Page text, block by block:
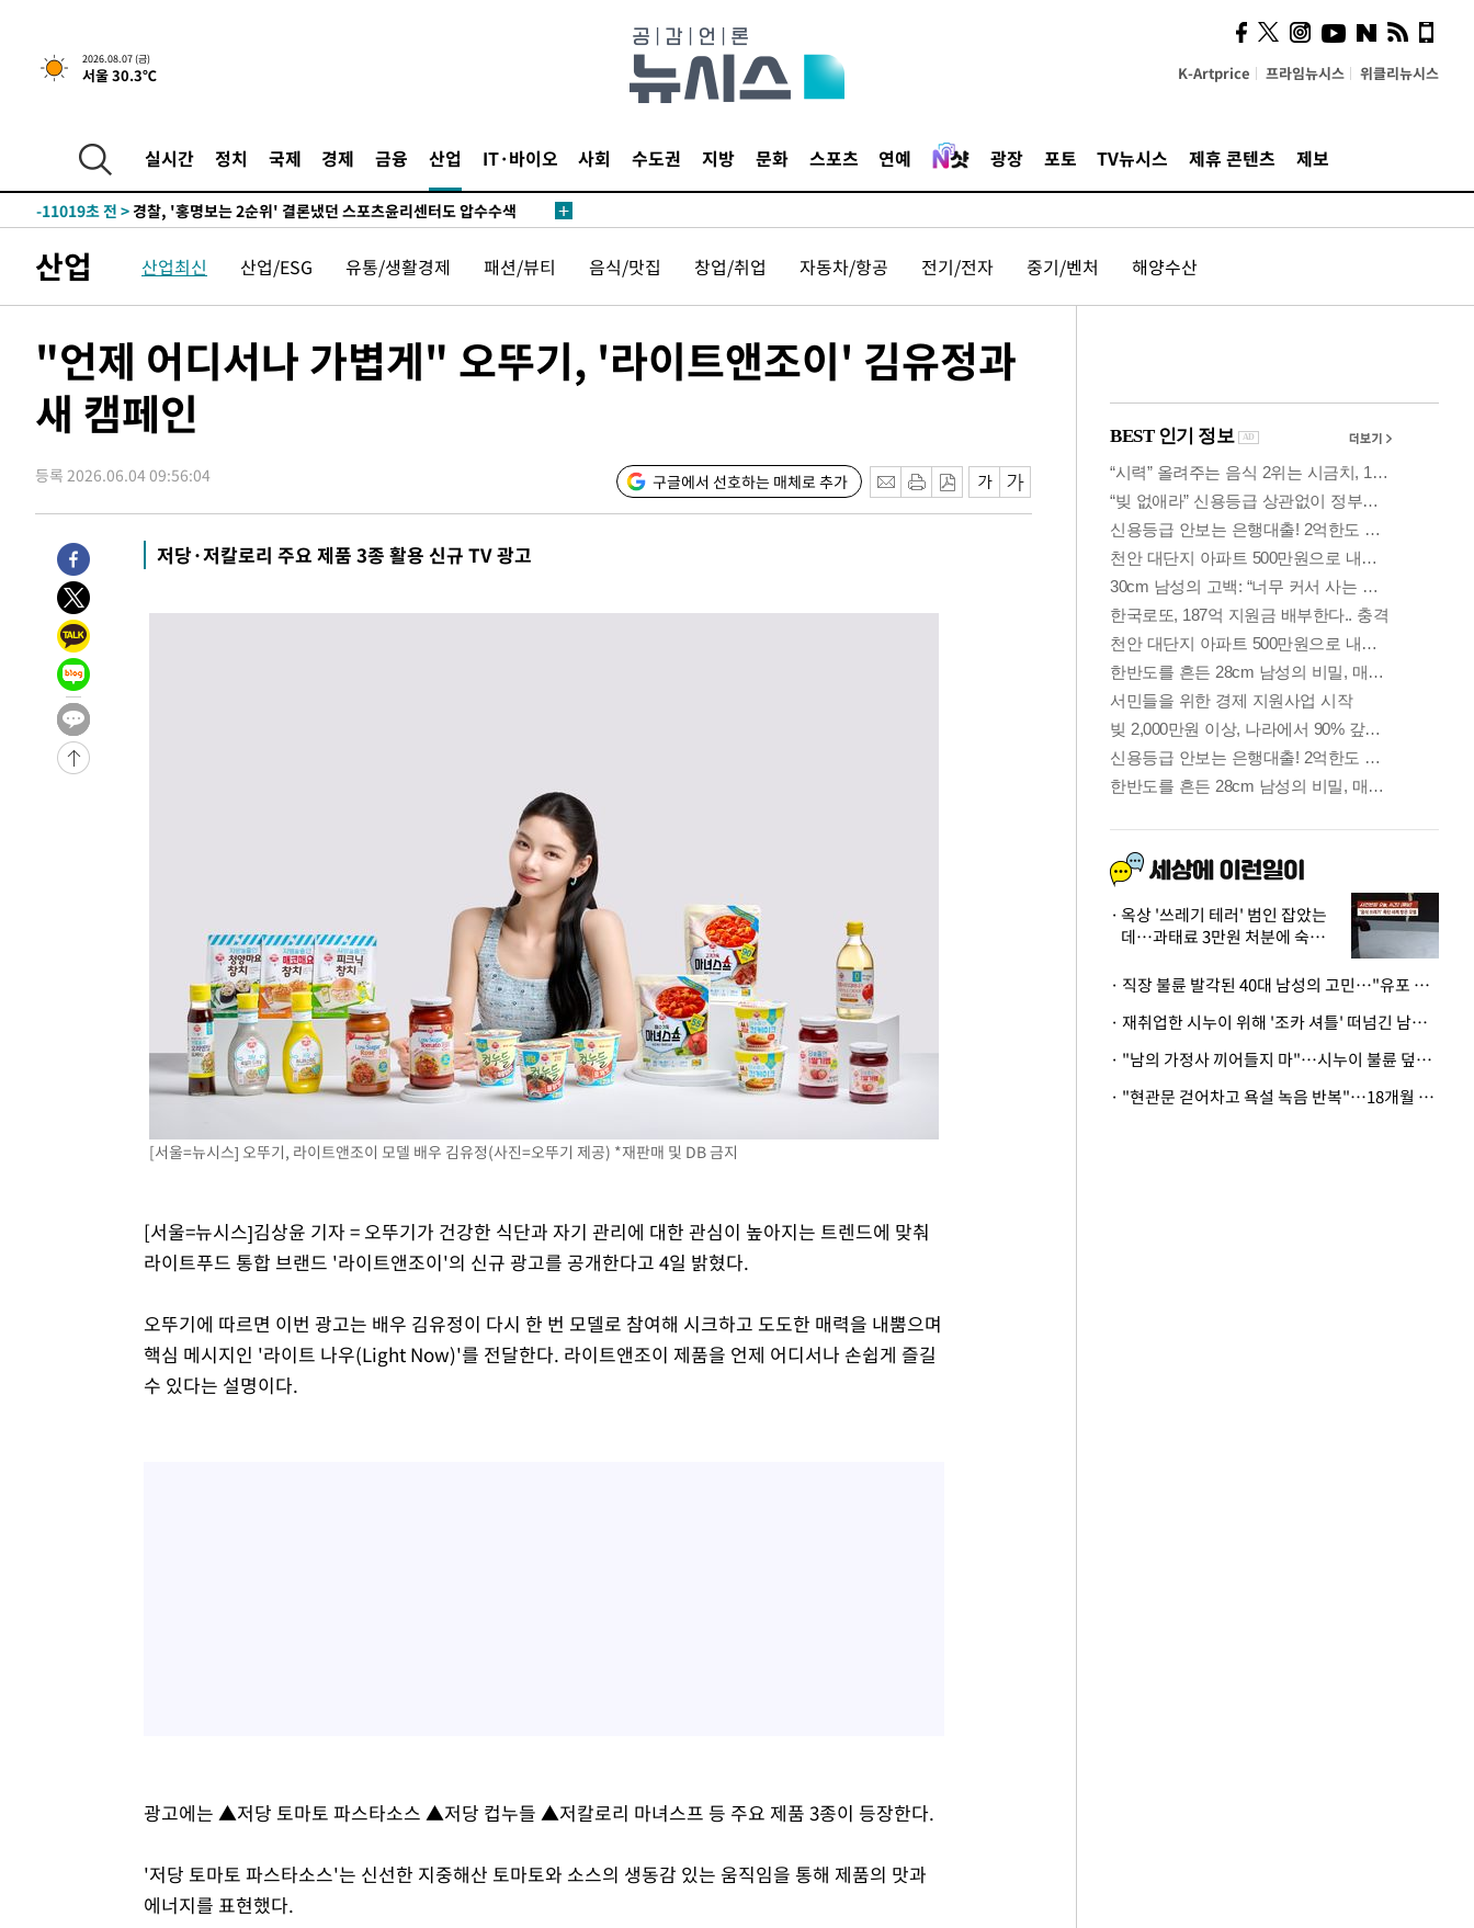
2026.08.07 (금)
서울 30.3℃ K-Artprice 프라임뉴시스 위클리뉴시스
실시간 정치 국제 경제 금융 산업 IT·바이오 사회 수도권 지방 문화 스포츠 연예 광장 포토 TV뉴시스 제휴 콘텐츠 제보
6시간 전 >내일까지 39도 '펄펄'…기상청 "태풍 지나며 폭염 잠시 꺾인다"
-13541초 전 >
[속보] 뉴욕증시, 혼조 출발…나스닥 0.3%↓, 다우 0.14%↑
-12334초 전 >
-11019초 전 >경찰, '홍명보는 2순위' 결론냈던 스포츠윤리센터도 압수수색
1시간 전 >
日방위성, 北이 동해로 쏜 발사체는 탄도미사일 가능성
1시간 전 >[속보] SKT, 에이닷 서비스 장애 발생…"원인 파악 중"
1시간 전 >'낮 최고 39도' 불볕더위…한밤 열대야도 계속[내일날씨]
1시간 전 >[속보]7~9일 프로야구 3연전도 폭염 취소…11일 재개
1시간 전 >"韓 외환시장 개입 관측 배경엔 美의 대한국 무역적자 있어"
1시간 전 >서울 낮 37.9도, 올여름 최고치 경신…영등포 순간 '40도'
2시간 전 >[속보]종합특검, 대검 추가 압수수색…내란 중요임무종사 혐의
3시간 전 >
[속보]코스닥, 800p 회복…0.26% 오른 801.67 마감
3시간 전 >
3시간 전 >
[속보]원·달러 환율, 0.7원 내린 1423.8원 마감
3시간 전 >
4시간 전 >
6시간 전 >
-14105초 전 >
-13541초 전 >
축구협회, 15년 전 심판 성 접대 파문에 "현재는 내부 지침 준수"
[속보]합참 "北 발사체는 단거리탄도미사일…감시·경계태세 강화"
[속보]합참 "북, 동해상으로 미상 발사체 발사"
'낮 최고 39도' 불볕더위…한밤 열대야도 계속[내일날씨]
[속보]7~9일 프로야구 3연전도 폭염 취소…11일 재개
"韓 외환시장 개입 관측 배경엔 美의 대한국 무역적자 있어"
'월드컵 탈락 후폭풍' 축구협회…초유의 압수수색에 '충격·당황'
서울 낮 37.9도, 올여름 최고치 경신…영등포 순간 '40도'
[속보]코스닥, 800p 회복…0.26% 오른 801.67 마감
[속보]원·달러 환율, 0.7원 내린 1423.8원 마감
"여기 떨어졌다"…다누리, 스페이스X 로켓 달 충돌 흔적 포착
내일까지 39도 '펄펄'…기상청 "태풍 지나며 폭염 잠시 꺾인다"
산업 산업최신 산업/ESG 유통/생활경제 패션/뷰티 음식/맛집 창업/취업 자동차/항공 전기/전자 중기/벤처 해양수산
"언제 어디서나 가볍게" 오뚜기, '라이트앤조이' 김유정과
새 캠페인
등록 2026.06.04 09:56:04 구글에서 선호하는 매체로 추가
저당·저칼로리 주요 제품 3종 활용 신규 TV 광고
[서울=뉴시스] 오뚜기, 라이트앤조이 모델 배우 김유정(사진=오뚜기 제공) *재판매 및 DB 금지
[서울=뉴시스]김상윤 기자 = 오뚜기가 건강한 식단과 자기 관리에 대한 관심이 높아지는 트렌드에 맞춰
라이트푸드 통합 브랜드 '라이트앤조이'의 신규 광고를 공개한다고 4일 밝혔다.
오뚜기에 따르면 이번 광고는 배우 김유정이 다시 한 번 모델로 참여해 시크하고 도도한 매력을 내뿜으며
핵심 메시지인 '라이트 나우(Light Now)'를 전달한다. 라이트앤조이 제품을 언제 어디서나 손쉽게 즐길
수 있다는 설명이다.
광고에는 ▲저당 토마토 파스타소스 ▲저당 컵누들 ▲저칼로리 마녀스프 등 주요 제품 3종이 등장한다.
'저당 토마토 파스타소스'는 신선한 지중해산 토마토와 소스의 생동감 있는 움직임을 통해 제품의 맛과
에너지를 표현했다.
의견, 국토부·LH에 충실히
전달할 것"
옥상 '쓰레기 테러' 범인 잡았는
데…과태료 3만원 처분에 숙박업
· 직장 불륜 발각된 40대 남성의 고민…"유포 동료 명예훼손·협박죄 고소 가능할까"
· 재취업한 시누이 위해 '조카 셔틀' 떠넘긴 남편…아내 "난 못한다"
· "남의 가정사 끼어들지 마"…시누이 불륜 덮으려는 남편에 억울한 아내
· "현관문 걷어차고 욕설 녹음 반복"…18개월 아기 키우는 집 뒤흔든 '앞집의 비극'